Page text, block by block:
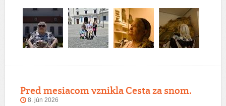
Pred mesiacom vznikla Cesta za snom.
8. jún 2026